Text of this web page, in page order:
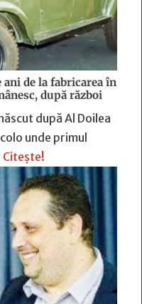
de la fabricarea în
după război
după Al Doilea
unde primul
Citește!